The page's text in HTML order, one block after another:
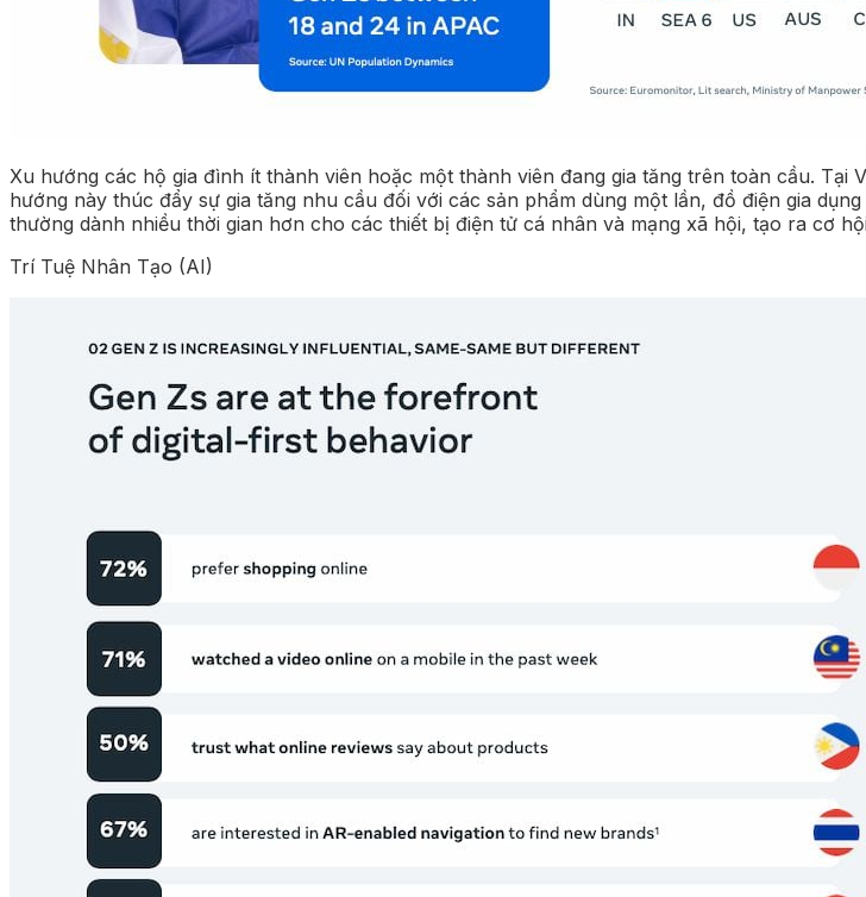
Xu hướng các hộ gia đình ít thành viên hoặc một thành viên đang gia tăng trên toàn cầu.
hướng này thúc đẩy sự gia tăng nhu cầu đối với các sản phẩm dùng một lần, đồ điện gia
thường dành nhiều thời gian hơn cho các thiết bị điện tử cá nhân và mạng xã hội, tạo ra cơ
Trí Tuệ Nhân Tạo (AI)